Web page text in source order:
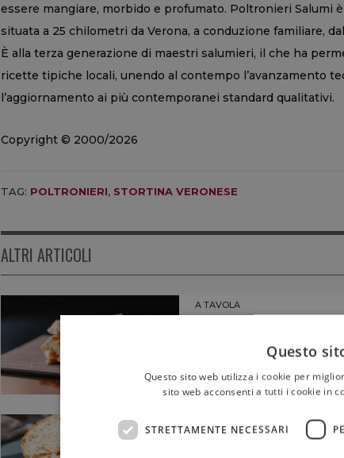
essere mangiare, morbido e profumato. Poltronieri Salumi
situata a 25 chilometri da Verona, a conduzione familiare,
È alla terza generazione di maestri salumieri, il che ha
ricette tipiche locali, unendo al contempo l’avanzamento
l’aggiornamento ai più contemporanei standard qualitativi.
Copyright © 2000/2026
TAG: POLTRONIERI, STORTINA VERONESE
ALTRI ARTICOLI
A TAVOLA
26 Giugno 2026
Pasticceria Libeccio,
Questo
Questo sito web utilizza i cookie per
sito web acconsenti a tutti i cookie in
STRETTAMENTE NECESSARI